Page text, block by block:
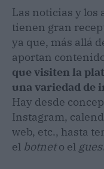
Las noticias y los
tienen gran
ya que, más allá
aportan
que visiten la
una variedad de
Hay desde
Instagram,
web, etc., hasta
el botneto el